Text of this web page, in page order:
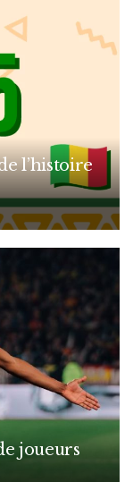
l’histoire
joueurs